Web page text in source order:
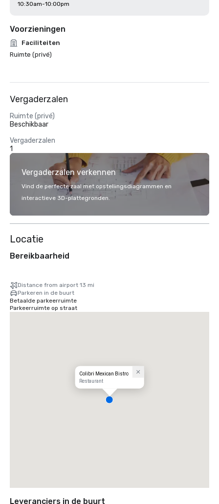
10:30am-10:00pm
Voorzieningen
Faciliteiten
Ruimte (privé)
Vergaderzalen
Ruimte (privé)
Beschikbaar
Vergaderzalen
1
Vergaderzalen verkennen
Vind de perfecte zaal met opstellingsdiagrammen en
interactieve 3D-plattegronden.
Locatie
Bereikbaarheid
Distance from airport 13 mi
Parkeren in de buurt
Betaalde parkeerruimte
Parkeerruimte op straat
Colibri Mexican Bistro
Restaurant
Leveranciers in de buurt